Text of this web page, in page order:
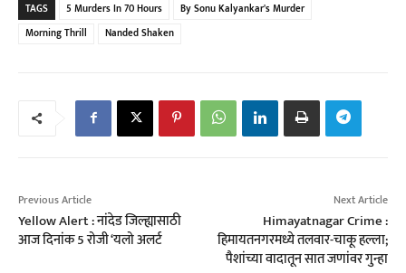
TAGS 5 Murders In 70 Hours
By Sonu Kalyankar's Murder
Morning Thrill
Nanded Shaken
Previous Article
Yellow Alert : नांदेड जिल्ह्यासाठी
आज दिनांक 5 रोजी ‘यलो अलर्ट
Next Article
Himayatnagar Crime :
हिमायतनगरमध्ये तलवार-चाकू हल्ला;
पैशांच्या वादातून सात जणांवर गुन्हा